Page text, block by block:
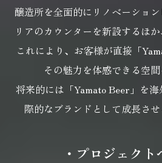
醸造所を全面的にリノベーション
リアのカウンターを新設するほ
これにより、お客様が直接「
その魅力を体感できる空間
将来的には「Yamato Beer」を海
際的なブランドとして成長させ
・プロジェクト